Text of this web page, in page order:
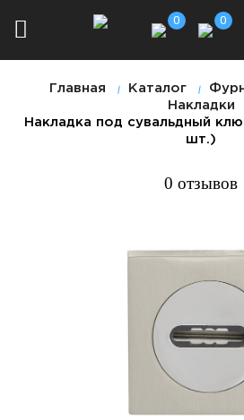
0 0
Главная Каталог
Накладки
Накладка под сувальдный
шт.)
0 отзывов